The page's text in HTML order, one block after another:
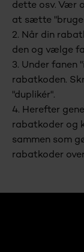
dette osv. Vær
at sætte
2. Når din
den og vælge
3. Under fanen
rabatkoden.
"duplikér".
4. Herefter
rabatkoder og
sammen som
rabatkoder